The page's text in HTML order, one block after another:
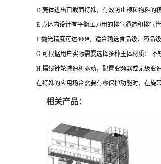
D 壳体进出口截面特殊，有效防止颗粒物料的
E 壳体内设计有平衡压力用的排气通道和排气
F 抛光精度可达400#，适合输送食品级、药品
G 可根据用户实际需要选择多种主体材质： 不
H 摆线针轮减速机驱动，配置变频器或无级变
在特殊的应用场合需要有零保护功能时，在旋
相关产品：